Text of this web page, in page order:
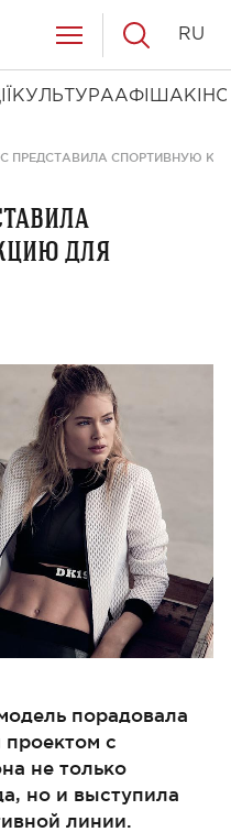
КУЛЬТУРААФІША КІНО
RU
ПРЕДСТАВИЛА СПОРТИВНУЮ
для
порадовала
с
не только
но и выступила
линии.